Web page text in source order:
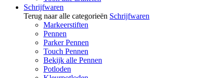
Schrijfwaren
Terug naar alle categorieën Schrijfwaren
Markeerstiften
Pennen
Parker Pennen
Touch Pennen
Bekijk alle Pennen
Potloden